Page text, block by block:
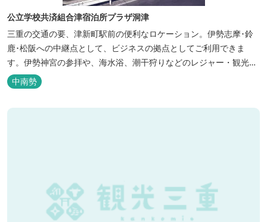
公立学校共済組合津宿泊所プラザ洞津
三重の交通の要、津新町駅前の便利なロケーション。伊勢志摩･鈴
鹿･松阪への中継点として、ビジネスの拠点としてご利用できま
す。伊勢神宮の参拝や、海水浴、潮干狩りなどのレジャー・観光に
も最適です。
中南勢